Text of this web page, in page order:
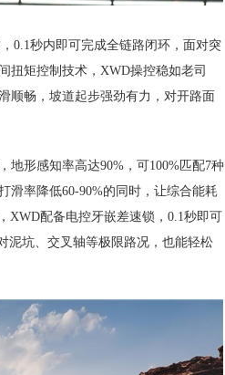
0.1秒内即可完成全链路闭环，面对突
扭矩控制技术，XWD操控稳如老司
顺畅，坡道起步强劲有力，对开路面
地形感知率高达90%，可100%匹配7种
滑率降低60-90%的同时，让综合能耗
XWD配备电控牙嵌差速锁，0.1秒即可
泥坑、交叉轴等极限路况，也能轻松